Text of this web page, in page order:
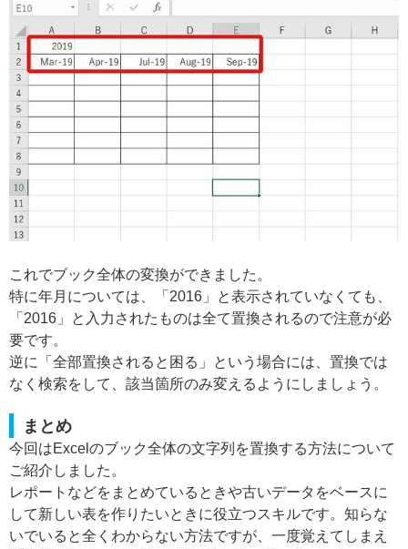
これでブック全体の変換ができました。
特に年月については、「2016」と表示されていなくても、
「2016」と入力されたものは全て置換されるので注意が必
要です。
逆に「全部置換されると困る」という場合には、置換では
なく検索をして、該当箇所のみ変えるようにしましょう。
まとめ
今回はExcelのブック全体の文字列を置換する方法について
ご紹介しました。
レポートなどをまとめているときや古いデータをベースに
して新しい表を作りたいときに役立つスキルです。知らな
いでいると全くわからない方法ですが、一度覚えてしまえ